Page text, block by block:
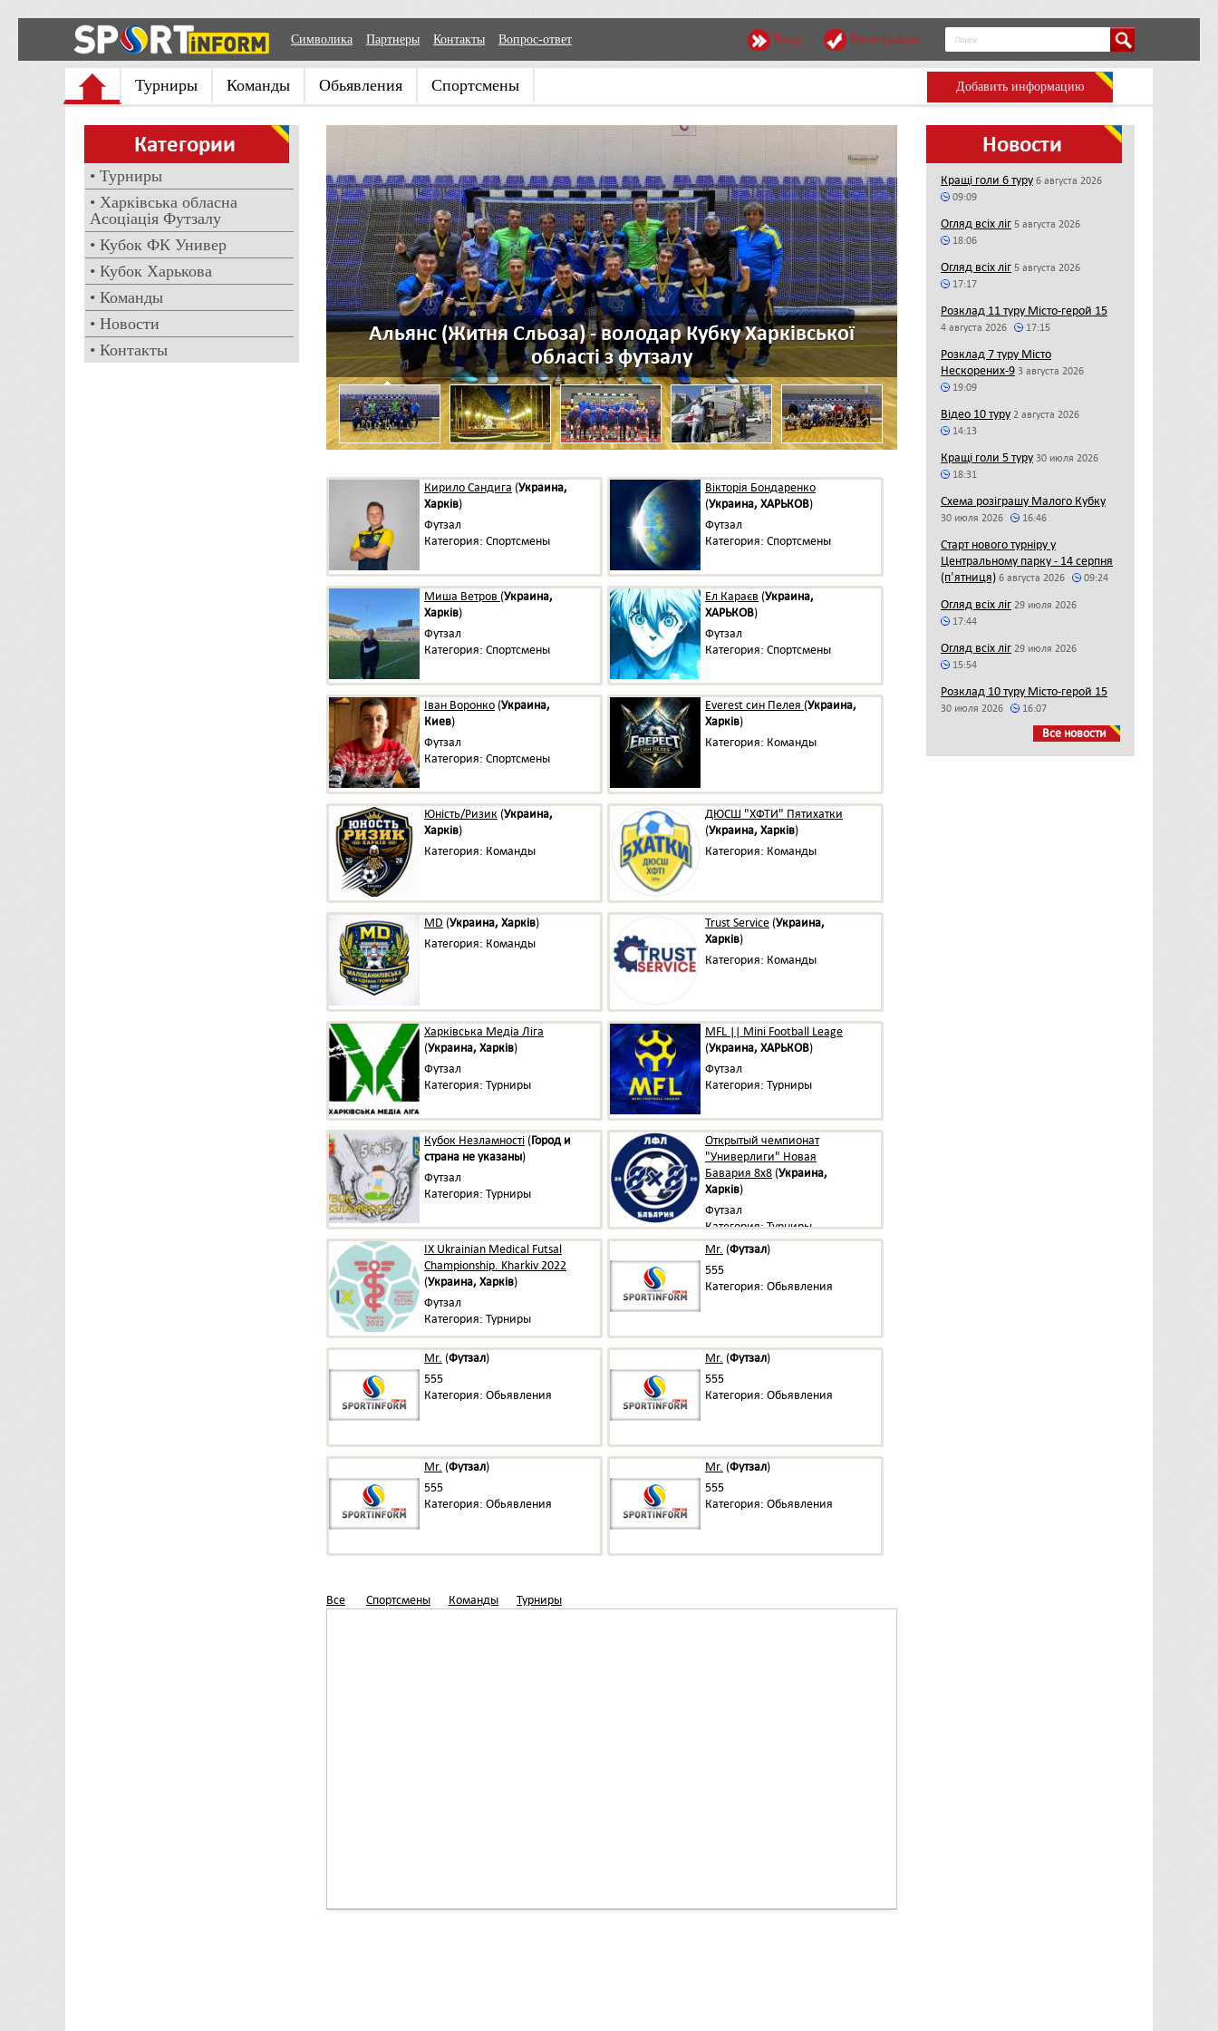
Символика Партнеры Контакты Вопрос-ответ Вход Регистрация
Турниры Команды Обьявления Спортсмены Добавить информацию
Категории
• Турниры
• Харківська обласна
Асоціація Футзалу
• Кубок ФК Универ
• Кубок Харькова
• Команды
• Новости
• Контакты
Альянс (Житня Сльоза) - володар Кубку Харківської
області з футзалу
Старт нового турніру у
Кирило Сандига (Украина,
Харків)
Футзал
Категория: Спортсмены
Вікторія Бондаренко
(Украина, ХАРЬКОВ)
Футзал
Категория: Спортсмены
Миша Ветров (Украина,
Харків)
Футзал
Категория: Спортсмены
Ел Караєв (Украина,
ХАРЬКОВ)
Футзал
Категория: Спортсмены
Іван Воронко (Украина,
Киев)
Футзал
Категория: Спортсмены
Everest син Пелея (Украина,
Харків)
Категория: Команды
Юність/Ризик (Украина,
Харків)
Категория: Команды
ДЮСШ "ХФТИ" Пятихатки
(Украина, Харків)
Категория: Команды
MD (Украина, Харків)
Категория: Команды
Trust Service (Украина,
Харків)
Категория: Команды
Харківська Медіа Ліга
(Украина, Харків)
Футзал
Категория: Турниры
MFL || Mini Football Leage
(Украина, ХАРЬКОВ)
Футзал
Категория: Турниры
Кубок Незламності (Город и
страна не указаны)
Футзал
Категория: Турниры
Открытый чемпионат
"Универлиги" Новая
Бавария 8x8 (Украина,
Харків)
Футзал
Категория: Турниры
IX Ukrainian Medical Futsal
Championship. Kharkiv 2022
(Украина, Харків)
Футзал
Категория: Турниры
Mr. (Футзал)
555
Категория: Обьявления
Mr. (Футзал)
555
Категория: Обьявления
Mr. (Футзал)
555
Категория: Обьявления
Mr. (Футзал)
555
Категория: Обьявления
Mr. (Футзал)
555
Категория: Обьявления
Все Спортсмены Команды Турниры
Новости
Кращі голи 6 туру 6 августа 2026
09:09
Огляд всіх ліг 5 августа 2026
18:06
Огляд всіх ліг 5 августа 2026
17:17
Розклад 11 туру Місто-герой 15
4 августа 2026 17:15
Розклад 7 туру Місто
Нескорених-9 3 августа 2026
19:09
Відео 10 туру 2 августа 2026
14:13
Кращі голи 5 туру 30 июля 2026
18:31
Схема розіграшу Малого Кубку
30 июля 2026 16:46
Старт нового турніру у
Центральному парку - 14 серпня
(пʼятниця) 6 августа 2026 09:24
Огляд всіх ліг 29 июля 2026
17:44
Огляд всіх ліг 29 июля 2026
15:54
Розклад 10 туру Місто-герой 15
30 июля 2026 16:07
Все новости